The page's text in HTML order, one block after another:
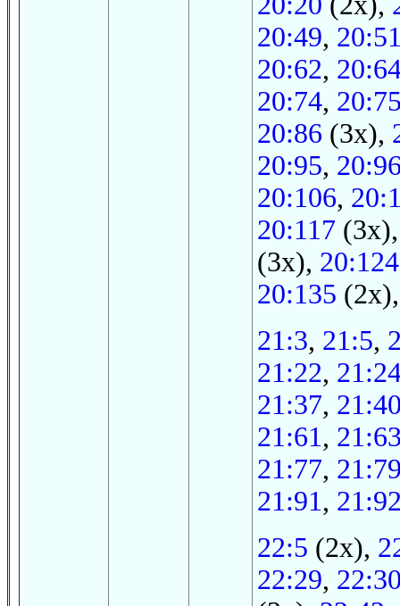
20:49,
20:62,
20:74,
20:86 (3x),
20:95,
20:106,
20:117
(3x), 20:124
20:135 (2x),
21:3, 21:5,
21:22,
21:37,
21:61,
21:77,
21:91,
22:5 (2x),
22:29,